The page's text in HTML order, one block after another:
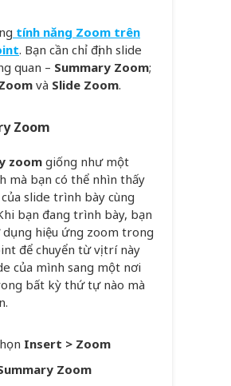
tính năng Zoom trên
. Bạn cần chỉ định slide
quan – Summary Zoom;
và Slide Zoom.
Zoom
zoom giống như một
mà bạn có thể nhìn thấy
slide trình bày cùng
bạn đang trình bày, bạn
dụng hiệu ứng zoom trong
để chuyển từ vị trí này
của mình sang một nơi
bất kỳ thứ tự nào mà
Insert > Zoom
Zoom